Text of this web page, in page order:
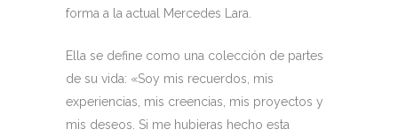
forma a la actual Mercedes Lara.
Ella se define como una colección de partes
de su vida: «Soy mis recuerdos, mis
experiencias, mis creencias, mis proyectos y
mis deseos. Si me hubieras hecho esta